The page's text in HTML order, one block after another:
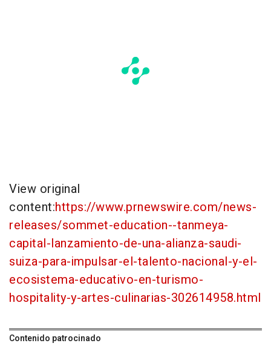
View original
content:https://www.prnewswire.com/news-
releases/sommet-education--tanmeya-
capital-lanzamiento-de-una-alianza-saudi-
suiza-para-impulsar-el-talento-nacional-y-el-
ecosistema-educativo-en-turismo-
hospitality-y-artes-culinarias-302614958.html
Contenido patrocinado